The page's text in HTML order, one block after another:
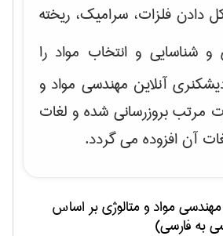
دادن فلزات، سرامیک، ریخته
شناسایی و انتخاب مواد را
آنلاین مهندسی مواد و
مرتب بروزرسانی شده و لغات
آن افزوده می گردد.
مهندسی مواد و متالوژیبر اساس
به فارسی)